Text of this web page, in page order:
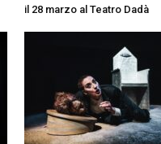
il 28 marzo al Teatro Dadà